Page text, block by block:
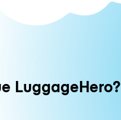
LuggageHero?